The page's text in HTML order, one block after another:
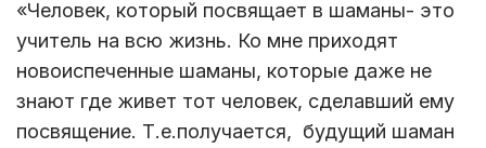
«Человек, который посвящает в шаманы- это
учитель на всю жизнь. Ко мне приходят
новоиспеченные шаманы, которые даже не
знают где живет тот человек, сделавший ему
посвящение. Т.е.получается, будущий шаман